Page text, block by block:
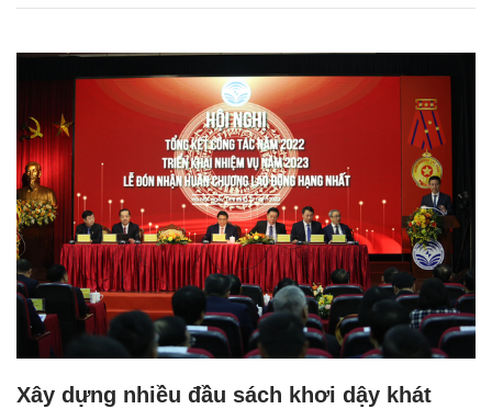
Xây dựng nhiều đầu sách khơi dậy khát